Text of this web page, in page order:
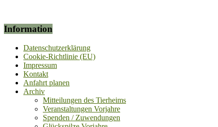
Information
Datenschutzerklärung
Cookie-Richtlinie (EU)
Impressum
Kontakt
Anfahrt planen
Archiv
Mitteilungen des Tierheims
Veranstaltungen Vorjahre
Spenden / Zuwendungen